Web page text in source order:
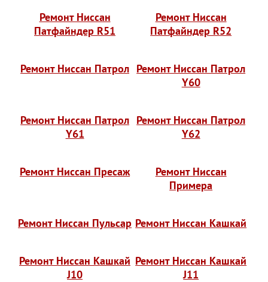
Ремонт Ниссан
Патфайндер R51
Ремонт Ниссан
Патфайндер R52
Ремонт Ниссан Патрол Ремонт Ниссан Патрол
Y60
Ремонт Ниссан Патрол
Y61
Ремонт Ниссан Патрол
Y62
Ремонт Ниссан Пресаж
Ремонт Ниссан
Примера
Ремонт Ниссан Пульсар Ремонт Ниссан Кашкай
Ремонт Ниссан Кашкай
J10
Ремонт Ниссан Кашкай
J11